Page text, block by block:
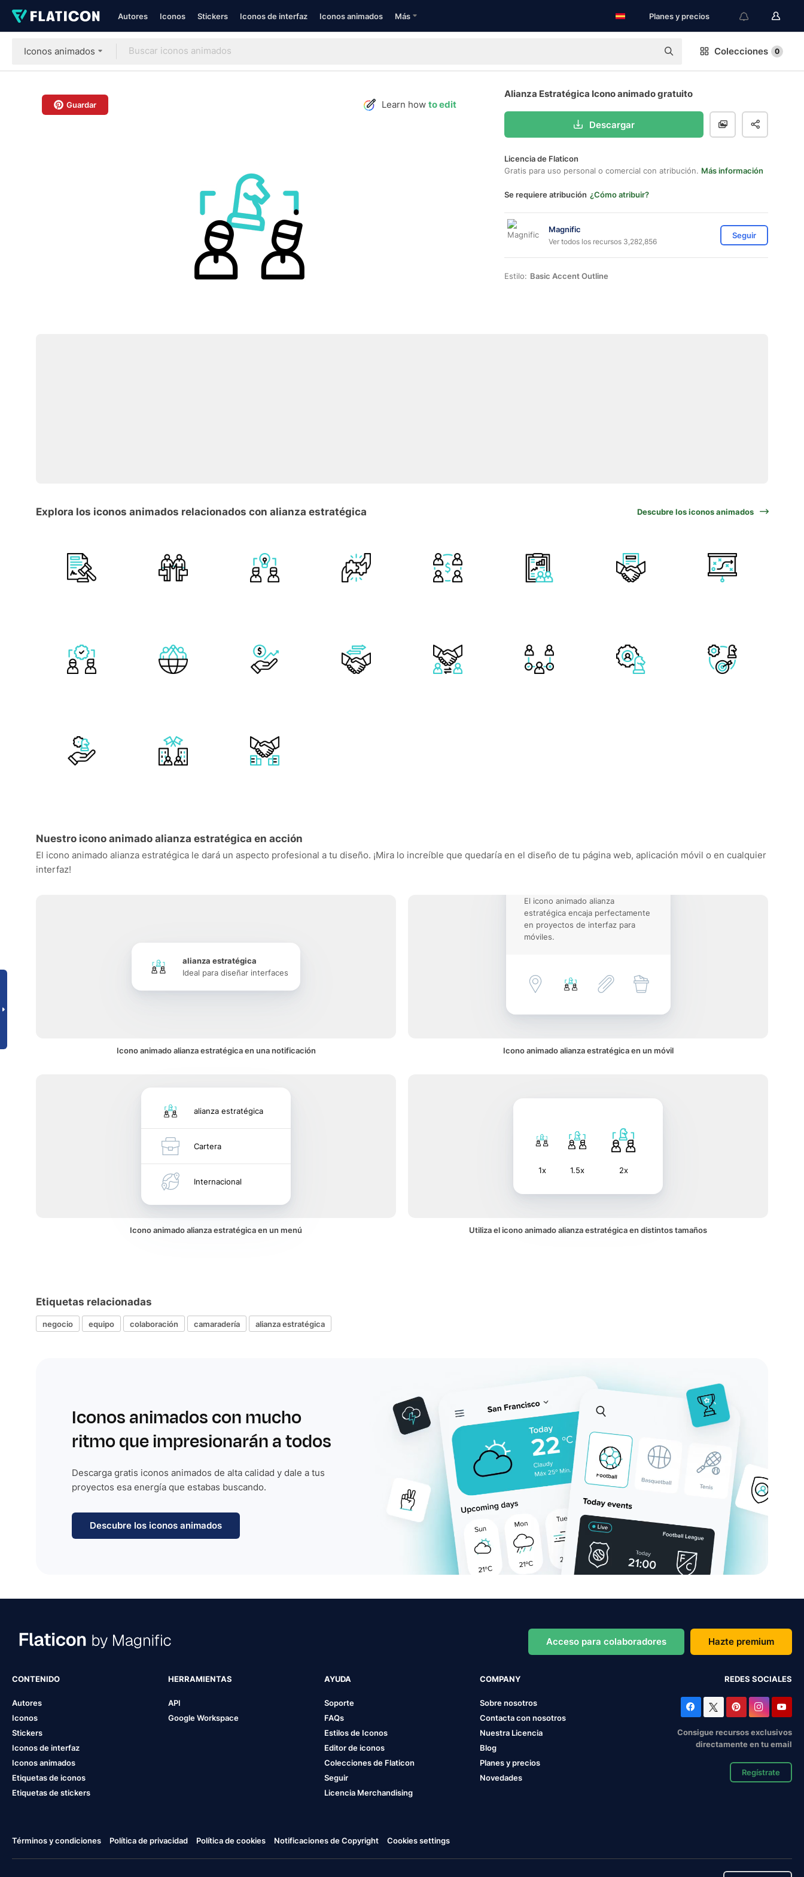
Autores Iconos Stickers Iconos de interfaz Iconos animados Más Planes y precios
Iconos animados Colecciones 0
Guardar Learn how to edit
Alianza Estratégica Icono animado gratuito
Descargar
Licencia de Flaticon
Gratis para uso personal o comercial con atribución. Más información
Se requiere atribución ¿Cómo atribuir?
Magnific
Ver todos los recursos 3,282,856
Seguir
Estilo: Basic Accent Outline
Explora los iconos animados relacionados con alianza estratégica Descubre los iconos animados
Nuestro icono animado alianza estratégica en acción
El icono animado alianza estratégica le dará un aspecto profesional a tu diseño. ¡Mira lo increíble que quedaría en el diseño de tu página web, aplicación móvil o en cualquier
interfaz!
alianza estratégica
Ideal para diseñar interfaces
Icono animado alianza estratégica en una notificación
El icono animado alianza
estratégica encaja perfectamente
en proyectos de interfaz para
móviles.
Icono animado alianza estratégica en un móvil
alianza estratégica
Cartera
Internacional
Icono animado alianza estratégica en un menú
1x 1.5x 2x
Utiliza el icono animado alianza estratégica en distintos tamaños
Etiquetas relacionadas
negocio equipo colaboración camaradería alianza estratégica
Iconos animados con mucho
ritmo que impresionarán a todos
Descarga gratis iconos animados de alta calidad y dale a tus
proyectos esa energía que estabas buscando.
Descubre los iconos animados
Acceso para colaboradores Hazte premium
CONTENIDO
Autores
Iconos
Stickers
Iconos de interfaz
Iconos animados
Etiquetas de iconos
Etiquetas de stickers
HERRAMIENTAS
API
Google Workspace
AYUDA
Soporte
FAQs
Estilos de Iconos
Editor de iconos
Colecciones de Flaticon
Seguir
Licencia Merchandising
COMPANY
Sobre nosotros
Contacta con nosotros
Nuestra Licencia
Blog
Planes y precios
Novedades
REDES SOCIALES
Consigue recursos exclusivos
directamente en tu email
Regístrate
Términos y condiciones Política de privacidad Política de cookies Notificaciones de Copyright Cookies settings